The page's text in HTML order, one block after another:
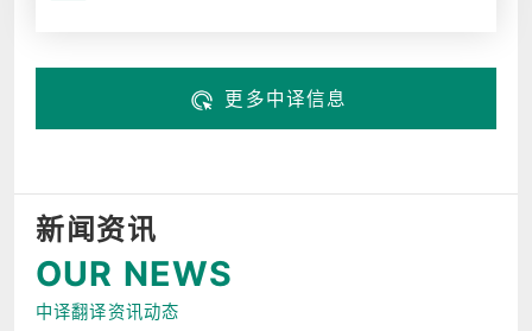
更多中译信息
新闻资讯
OUR NEWS
中译翻译资讯动态